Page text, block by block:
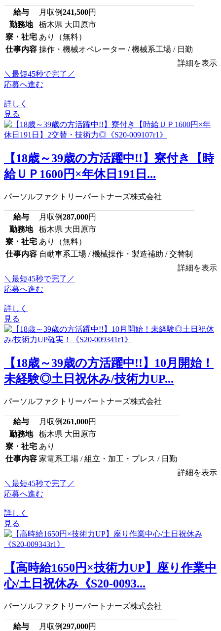
給与 月収例241,500円
勤務地
栃木県 大田原市
寮・社宅 あり（無料）
仕事内容 操作・機械オペレーター / 機械系工場 / 日勤
詳細を表示
＼最短45秒で完了／
応募へ進む
詳しく
見る
【18歳～39歳の方活躍中!!】寮付き【時
給ＵＰ1600円×年休日191日...
パーソルファクトリーパートナーズ株式会社
給与 月収例287,000円
勤務地
栃木県 大田原市
寮・社宅 あり（無料）
仕事内容 自動車系工場 / 機械操作・製造補助 / 交替制
詳細を表示
＼最短45秒で完了／
応募へ進む
詳しく
見る
【18歳～39歳の方活躍中!!】10月開始！
未経験◎土日祝休み/技術力UP...
パーソルファクトリーパートナーズ株式会社
給与 月収例261,000円
勤務地
栃木県 大田原市
寮・社宅 あり
仕事内容 家電系工場 / 組立・加工・プレス / 日勤
詳細を表示
＼最短45秒で完了／
応募へ進む
詳しく
見る
【高時給1650円×技術力UP】座り作業中
心/土日祝休み《S20-0093...
パーソルファクトリーパートナーズ株式会社
給与 月収例297,000円